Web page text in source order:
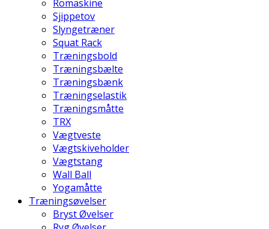
Romaskine
Sjippetov
Slyngetræner
Squat Rack
Træningsbold
Træningsbælte
Træningsbænk
Træningselastik
Træningsmåtte
TRX
Vægtveste
Vægtskiveholder
Vægtstang
Wall Ball
Yogamåtte
Træningsøvelser
Bryst Øvelser